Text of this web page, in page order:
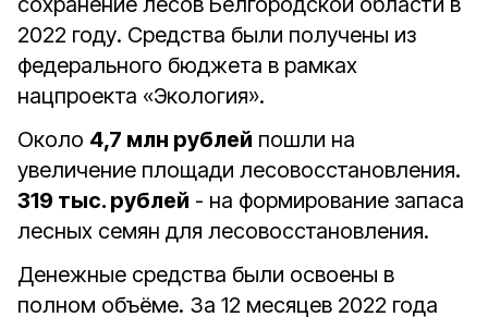
2022 году. Средства были получены из
федерального бюджета в рамках
нацпроекта «Экология».
Около 4,7 млн рублей пошли на
увеличение площади лесовосстановления.
319 тыс. рублей - на формирование запаса
лесных семян для лесовосстановления.
Денежные средства были освоены в
полном объёме. За 12 месяцев 2022 года